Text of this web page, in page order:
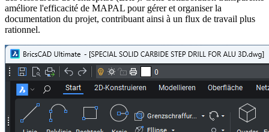
améliore l'efficacité de MAPAL pour gérer et organiser la
documentation du projet, contribuant ainsi à un flux de travail plus
rationnel.